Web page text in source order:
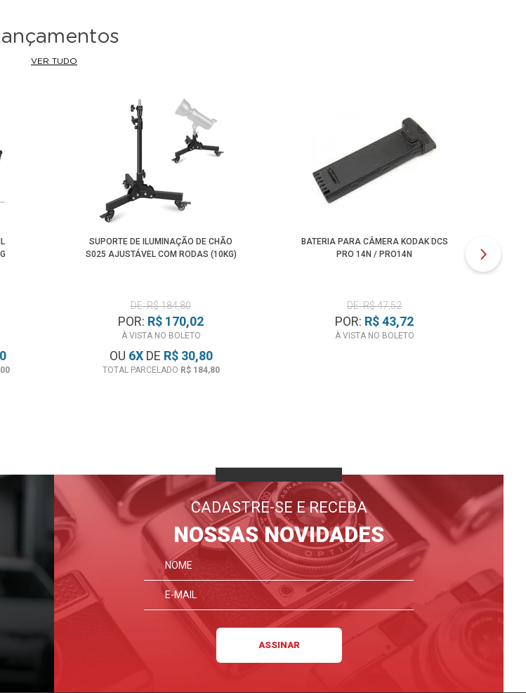
VER TUDO
SUPORTE DE ILUMINAÇÃO DE CHÃO
S025 AJUSTÁVEL COM RODAS (10KG)
DE: R$ 184,80
POR: R$ 170,02
À VISTA NO BOLETO
OU 6XDE R$ 30,80
TOTAL PARCELADO R$ 184,80
BATERIA PARA CÂMERA KODAK DCS
PRO 14N / PRO14N
DE: R$ 47,52
POR: R$ 43,72
À VISTA NO BOLETO
CADASTRE-SE E RECEBA
NOSSAS NOVIDADES